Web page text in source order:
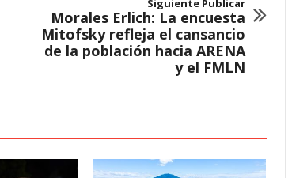
Morales Erlich: La encuesta
Mitofsky refleja el cansancio
de la población hacia ARENA
y el FMLN